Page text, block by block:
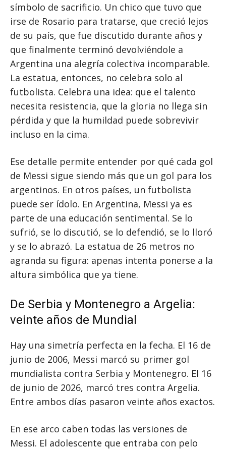
símbolo de sacrificio. Un chico que tuvo que
irse de Rosario para tratarse, que creció lejos
de su país, que fue discutido durante años y
que finalmente terminó devolviéndole a
Argentina una alegría colectiva incomparable.
La estatua, entonces, no celebra solo al
futbolista. Celebra una idea: que el talento
necesita resistencia, que la gloria no llega sin
pérdida y que la humildad puede sobrevivir
incluso en la cima.
Ese detalle permite entender por qué cada gol
de Messi sigue siendo más que un gol para los
argentinos. En otros países, un futbolista
puede ser ídolo. En Argentina, Messi ya es
parte de una educación sentimental. Se lo
sufrió, se lo discutió, se lo defendió, se lo lloró
y se lo abrazó. La estatua de 26 metros no
agranda su figura: apenas intenta ponerse a la
altura simbólica que ya tiene.
De Serbia y Montenegro a Argelia:
veinte años de Mundial
Hay una simetría perfecta en la fecha. El 16 de
junio de 2006, Messi marcó su primer gol
mundialista contra Serbia y Montenegro. El 16
de junio de 2026, marcó tres contra Argelia.
Entre ambos días pasaron veinte años exactos.
En ese arco caben todas las versiones de
Messi. El adolescente que entraba con pelo